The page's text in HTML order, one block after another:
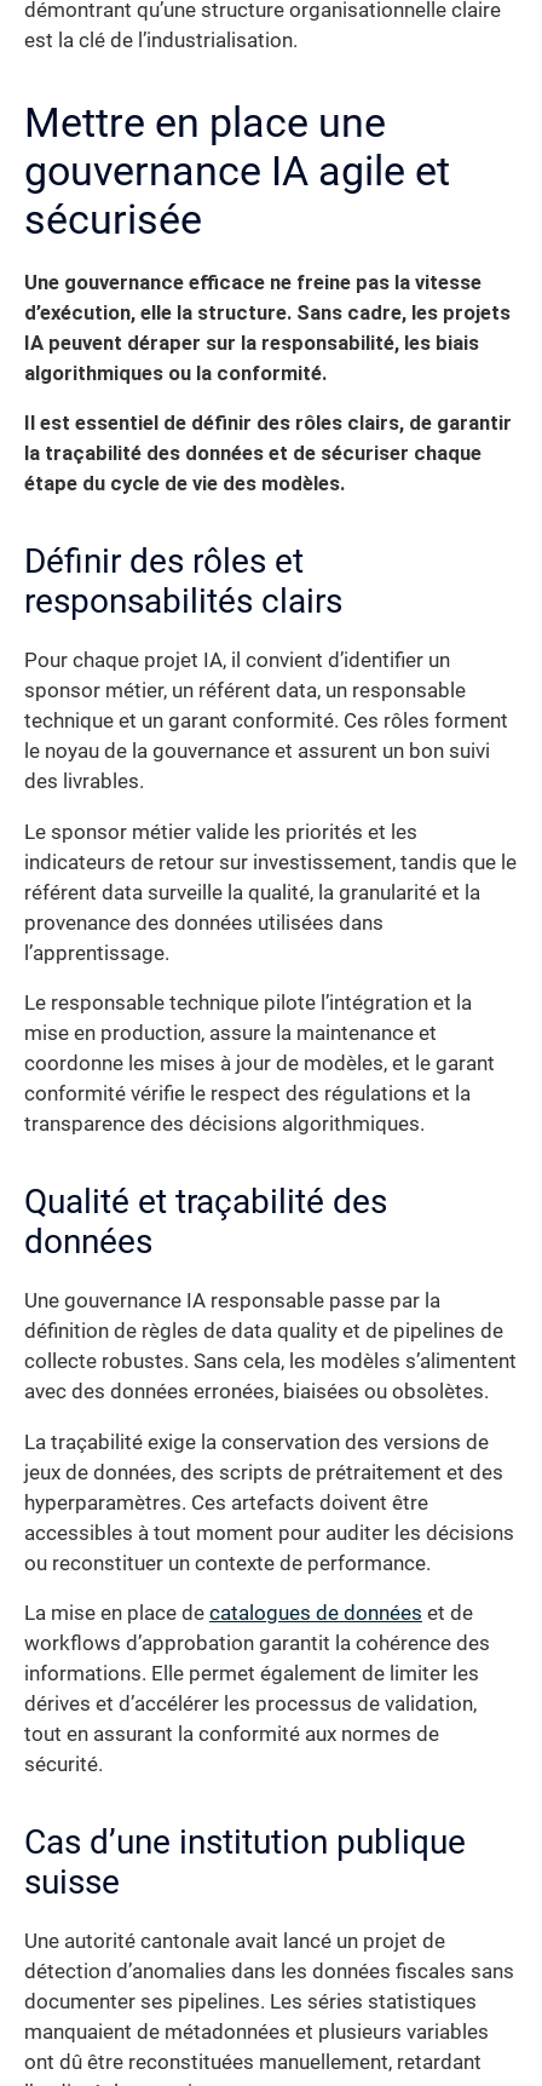
démontrant qu’une structure organisationnelle claire
est la clé de l’industrialisation.
Mettre en place une
gouvernance IA agile et
sécurisée
Une gouvernance efficace ne freine pas la vitesse
d’exécution, elle la structure. Sans cadre, les projets
IA peuvent déraper sur la responsabilité, les biais
algorithmiques ou la conformité.
Il est essentiel de définir des rôles clairs, de garantir
la traçabilité des données et de sécuriser chaque
étape du cycle de vie des modèles.
Définir des rôles et
responsabilités clairs
Pour chaque projet IA, il convient d’identifier un
sponsor métier, un référent data, un responsable
technique et un garant conformité. Ces rôles forment
le noyau de la gouvernance et assurent un bon suivi
des livrables.
Le sponsor métier valide les priorités et les
indicateurs de retour sur investissement, tandis que le
référent data surveille la qualité, la granularité et la
provenance des données utilisées dans
l’apprentissage.
Le responsable technique pilote l’intégration et la
mise en production, assure la maintenance et
coordonne les mises à jour de modèles, et le garant
conformité vérifie le respect des régulations et la
transparence des décisions algorithmiques.
Qualité et traçabilité des
données
Une gouvernance IA responsable passe par la
définition de règles de data quality et de pipelines de
collecte robustes. Sans cela, les modèles s’alimentent
avec des données erronées, biaisées ou obsolètes.
La traçabilité exige la conservation des versions de
jeux de données, des scripts de prétraitement et des
hyperparamètres. Ces artefacts doivent être
accessibles à tout moment pour auditer les décisions
ou reconstituer un contexte de performance.
La mise en place de catalogues de données et de
workflows d’approbation garantit la cohérence des
informations. Elle permet également de limiter les
dérives et d’accélérer les processus de validation,
tout en assurant la conformité aux normes de
sécurité.
Cas d’une institution publique
suisse
Une autorité cantonale avait lancé un projet de
détection d’anomalies dans les données fiscales sans
documenter ses pipelines. Les séries statistiques
manquaient de métadonnées et plusieurs variables
ont dû être reconstituées manuellement, retardant